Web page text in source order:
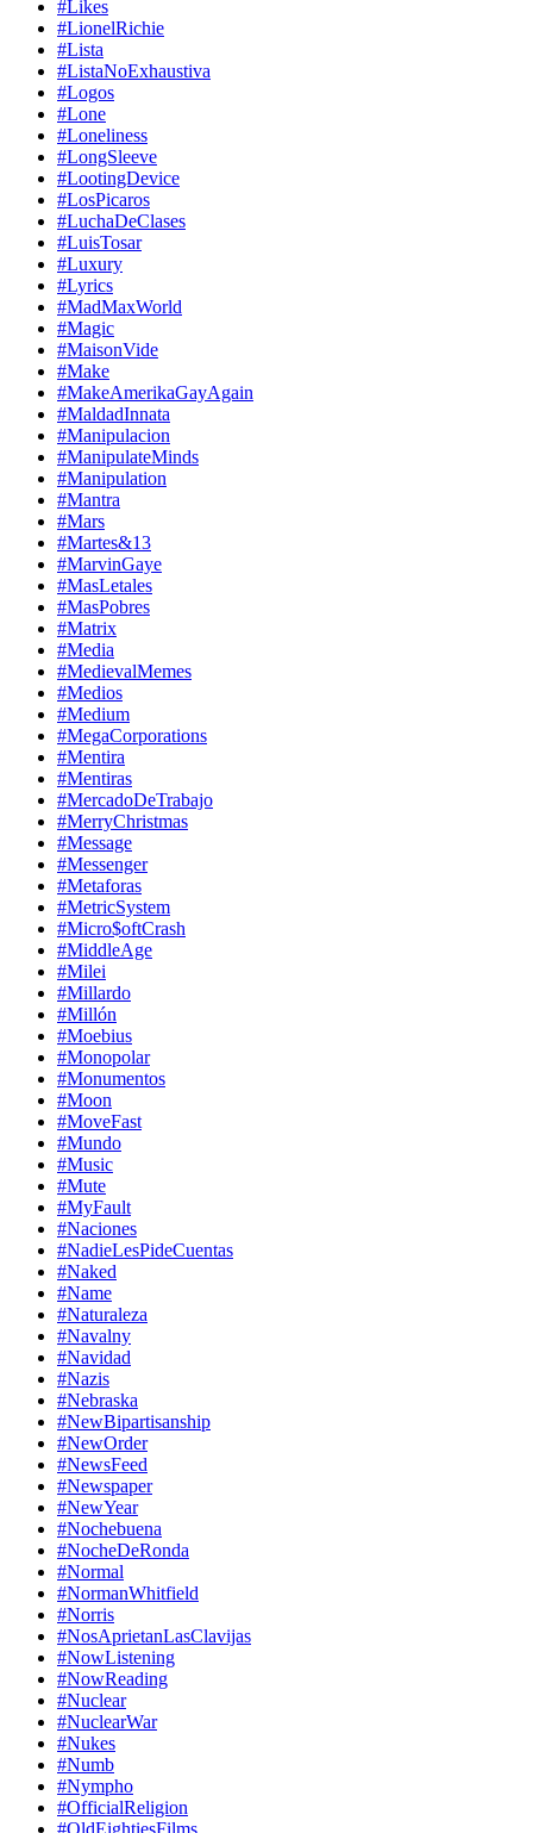
#Likes
#LionelRichie
#Lista
#ListaNoExhaustiva
#Logos
#Lone
#Loneliness
#LongSleeve
#LootingDevice
#LosPicaros
#LuchaDeClases
#LuisTosar
#Luxury
#Lyrics
#MadMaxWorld
#Magic
#MaisonVide
#Make
#MakeAmerikaGayAgain
#MaldadInnata
#Manipulacion
#ManipulateMinds
#Manipulation
#Mantra
#Mars
#Martes&13
#MarvinGaye
#MasLetales
#MasPobres
#Matrix
#Media
#MedievalMemes
#Medios
#Medium
#MegaCorporations
#Mentira
#Mentiras
#MercadoDeTrabajo
#MerryChristmas
#Message
#Messenger
#Metaforas
#MetricSystem
#Micro$oftCrash
#MiddleAge
#Milei
#Millardo
#Millón
#Moebius
#Monopolar
#Monumentos
#Moon
#MoveFast
#Mundo
#Music
#Mute
#MyFault
#Naciones
#NadieLesPideCuentas
#Naked
#Name
#Naturaleza
#Navalny
#Navidad
#Nazis
#Nebraska
#NewBipartisanship
#NewOrder
#NewsFeed
#Newspaper
#NewYear
#Nochebuena
#NocheDeRonda
#Normal
#NormanWhitfield
#Norris
#NosAprietanLasClavijas
#NowListening
#NowReading
#Nuclear
#NuclearWar
#Nukes
#Numb
#Nympho
#OfficialReligion